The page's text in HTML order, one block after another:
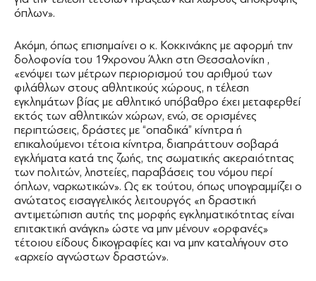
όπλων».
Ακόμη, όπως επισημαίνει ο κ. Κοκκινάκης με αφορμή την
δολοφονία του 19χρονου Άλκη στη Θεσσαλονίκη ,
«ενόψει των μέτρων περιορισμού του αριθμού των
φιλάθλων στους αθλητικούς χώρους, η τέλεση
εγκλημάτων βίας με αθλητικό υπόβαθρο έχει μεταφερθεί
εκτός των αθλητικών χώρων, ενώ, σε ορισμένες
περιπτώσεις, δράστες με “οπαδικά” κίνητρα ή
επικαλούμενοι τέτοια κίνητρα, διαπράττουν σοβαρά
εγκλήματα κατά της ζωής, της σωματικής ακεραιότητας
των πολιτών, ληστείες, παραβάσεις του νόμου περί
όπλων, ναρκωτικών». Ως εκ τούτου, όπως υπογραμμίζει ο
ανώτατος εισαγγελικός λειτουργός «η δραστική
αντιμετώπιση αυτής της μορφής εγκληματικότητας είναι
επιτακτική ανάγκη» ώστε να μην μένουν «ορφανές»
τέτοιου είδους δικογραφίες και να μην καταλήγουν στο
«αρχείο αγνώστων δραστών».